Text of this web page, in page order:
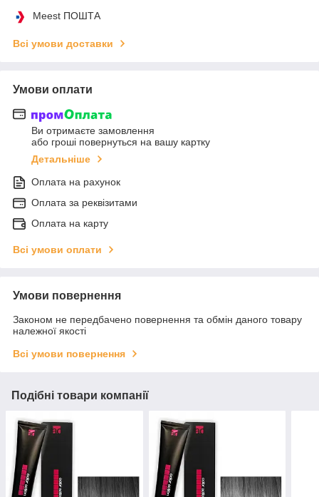
Meest ПОШТА
Всі умови доставки
Умови оплати
Ви отримаєте замовлення
або гроші повернуться на вашу картку
Детальніше
Оплата на рахунок
Оплата за реквізитами
Оплата на карту
Всі умови оплати
Умови повернення
Законом не передбачено повернення та обмін даного товару
належної якості
Всі умови повернення
Подібні товари компанії